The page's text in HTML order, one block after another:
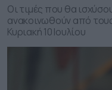
Οι τιμές που θα
ανακοινωθούν από
Κυριακή 10 Ιουλίου